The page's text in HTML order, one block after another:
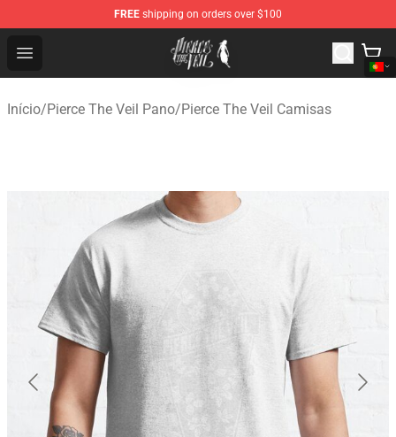
FREE shipping on orders over $100
Open menu
Pierce The Veil Store - Official Pierce The Veil
Início/Pierce The Veil Pano/Pierce The Veil Camisas